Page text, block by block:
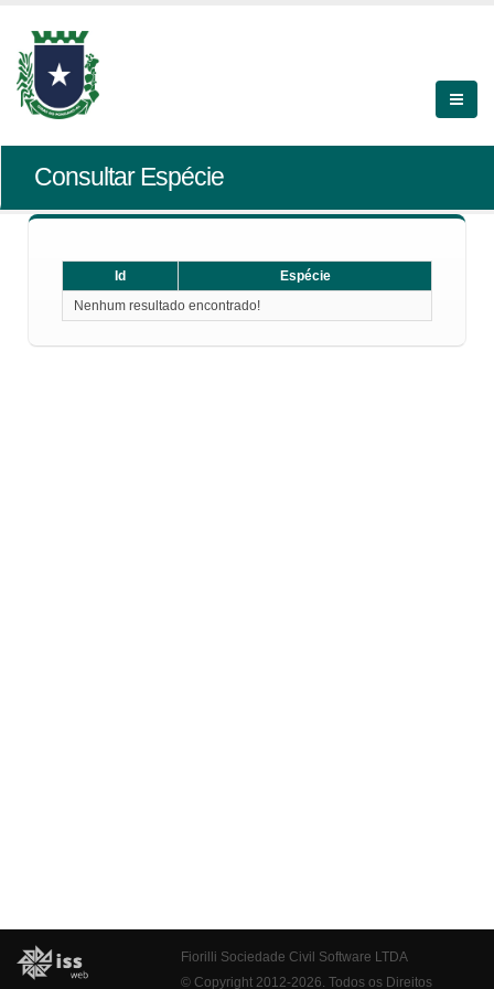
Consultar Espécie
Id
Espécie
Nenhum resultado encontrado!
Fiorilli Sociedade Civil Software LTDA
© Copyright 2012-2026. Todos os Direitos